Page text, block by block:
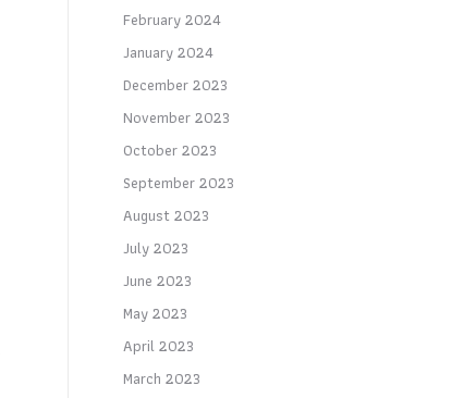
February 2024
January 2024
December 2023
November 2023
October 2023
September 2023
August 2023
July 2023
June 2023
May 2023
April 2023
March 2023